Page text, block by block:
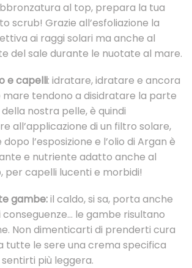
al top, prepara la tua
scrub! Grazie all’esfoliazione la
ai raggi solari ma anche al
del sale durante le nuotate al mare.
e capelli: idratare, idratare e ancora
mare tendono a disidratare la parte
nostra pelle, è quindi
all’applicazione di un filtro solare,
l’esposizione e l’olio di Argan è
e nutriente adatto anche al
per capelli lucenti e morbidi!
gambe:il caldo, si sa, porta anche
le gambe risultano
Non dimenticarti di prenderti cura
tutte le sere una crema specifica
più leggera.